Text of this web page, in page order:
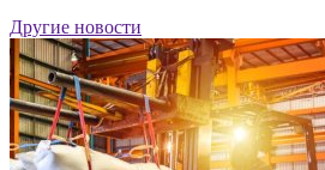
Другие новости